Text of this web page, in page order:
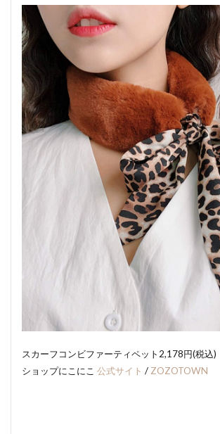
スカーフコンビファーティペット2,178円(税込)
ショップにこにこ 公式サイト / ZOZOTOWN